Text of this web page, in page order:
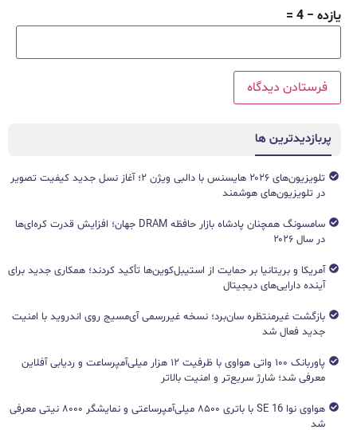
یازده − 4 =
پربازدیدترین ها
تلویزیون‌های ۲۰۲۶ هایسنس با دالبی ویژن ۲؛ آغاز نسل جدید کیفیت تصویر
در تلویزیون‌های هوشمند
سامسونگ همچنان پادشاه بازار حافظه DRAM جهان؛ افزایش قدرت کره‌ای‌ها
در سال ۲۰۲۶
آمریکا و بریتانیا بر حمایت از استیبل‌کوین‌ها تأکید کردند؛ همکاری جدید برای
آینده دارایی‌های دیجیتال
بازگشت غیرمنتظره سان‌برد؛ نسخه غیررسمی آی‌مسیج روی اندروید با امنیت
جدید فعال شد
پاوربانک ۱۰۰ واتی هواوی با ظرفیت ۱۲ هزار میلی‌آمپرساعت و ردیابی آفلاین
معرفی شد؛ شارژ سریع‌تر و امنیت بالاتر
هواوی نوا 16 SE با باتری ۸۵۰۰ میلی‌آمپرساعتی و نمایشگر ۸۰۰۰ نیتی معرفی
شد